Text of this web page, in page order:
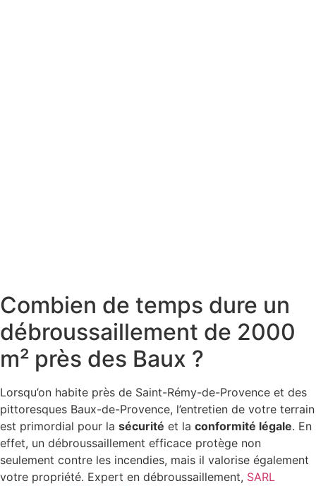
Combien de temps dure un
débroussaillement de 2000
m² près des Baux ?
Lorsqu’on habite près de Saint-Rémy-de-Provence et des
pittoresques Baux-de-Provence, l’entretien de votre terrain
est primordial pour la sécurité et la conformité légale. En
effet, un débroussaillement efficace protège non
seulement contre les incendies, mais il valorise également
votre propriété. Expert en débroussaillement, SARL